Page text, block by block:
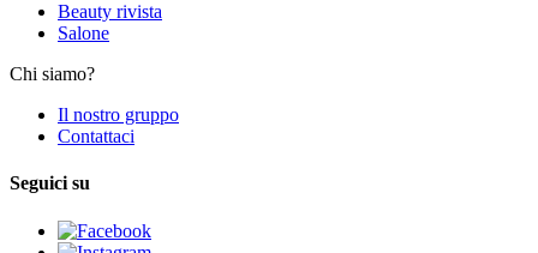
Beauty rivista
Salone
Chi siamo?
Il nostro gruppo
Contattaci
Seguici su